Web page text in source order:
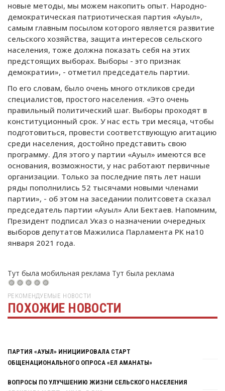
новые методы, мы можем накопить опыт. Народно-
демократическая патриотическая партия «Ауыл»,
самым главным посылом которого является развитие
сельского хозяйства, защита интересов сельского
населения, тоже должна показать себя на этих
предстоящих выборах. Выборы - это признак
демократии», - отметил председатель партии.
По его словам, было очень много откликов среди
специалистов, простого населения. «Это очень
правильный политический шаг. Выборы проходят в
конституционный срок. У нас есть три месяца, чтобы
подготовиться, провести соответствующую агитацию
среди населения, достойно представить свою
программу. Для этого у партии «Ауыл» имеются все
основания, возможности, у нас работают первичные
организации. Только за последние пять лет наши
ряды пополнились 52 тысячами новыми членами
партии», - об этом на заседании политсовета сказал
председатель партии «Ауыл» Али Бектаев. Напомним,
Президент подписал Указ о назначении очередных
выборов депутатов Мажилиса Парламента РК на10
января 2021 года.
Тут была мобильная реклама Тут была реклама
РЕКОМЕНДУЕМЫЕ НОВОСТИ
ПОХОЖИЕ НОВОСТИ
Тут была реклама
ПАРТИЯ «АУЫЛ» ИНИЦИИРОВАЛА СТАРТ
ОБЩЕНАЦИОНАЛЬНОГО ОПРОСА «ЕЛ АМАНАТЫ»
ВОПРОСЫ ПО УЛУЧШЕНИЮ ЖИЗНИ СЕЛЬСКОГО НАСЕЛЕНИЯ